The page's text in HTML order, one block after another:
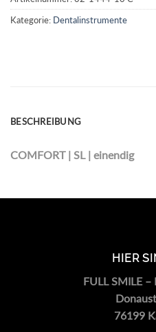
Kategorie: Dentalinstrumente
BESCHREIBUNG
COMFORT | SL | einendig
HIER
FULL SMILE
76199